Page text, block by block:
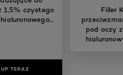
1,5% czystego
TERAZ
Filler
pod oczy